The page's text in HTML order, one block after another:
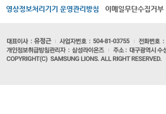
영상정보처리기기 운영관리방침 이메일무단수집거부